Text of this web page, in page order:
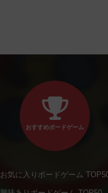
おすすめボードゲーム
お気に入りボードゲーム